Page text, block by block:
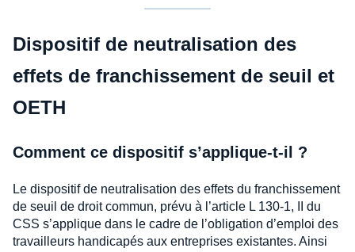
Dispositif de neutralisation des
effets de franchissement de seuil et
OETH
Comment ce dispositif s’applique-t-il ?
Le dispositif de neutralisation des effets du franchissement
de seuil de droit commun, prévu à l’article L 130-1, II du
CSS s’applique dans le cadre de l’obligation d’emploi des
travailleurs handicapés aux entreprises existantes. Ainsi